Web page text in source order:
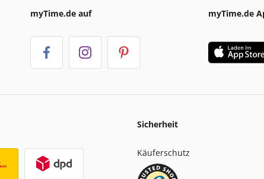
myTime.de auf myTime.de
Sicherheit
Käuferschutz